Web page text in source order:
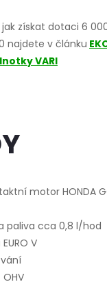
získat dotaci 6
najdete v článku
VARI
motor HONDA
paliva cca 0,8 l/hod
V